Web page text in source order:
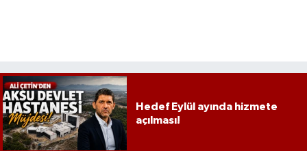
Hedef Eylül ayında hizmete
açılması!